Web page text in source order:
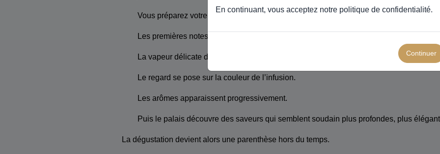
En continuant, vous acceptez notre politique de confidentialité.
Continuer
Vous préparez votre tasse EVANS’T.
Les premières notes musicales s’élèvent doucement.
La vapeur délicate des plantes se diffuse.
Le regard se pose sur la couleur de l’infusion.
Les arômes apparaissent progressivement.
Puis le palais découvre des saveurs qui semblent soudain plus profondes, plus
La dégustation devient alors une parenthèse hors du temps.